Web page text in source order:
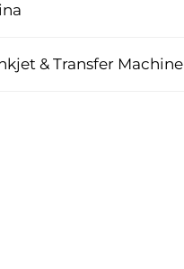
& Transfer Machine